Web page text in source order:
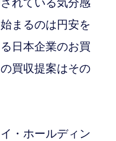
れている気分感
まるのは円安を
日本企業のお買
買収提案はその
・ホールディン